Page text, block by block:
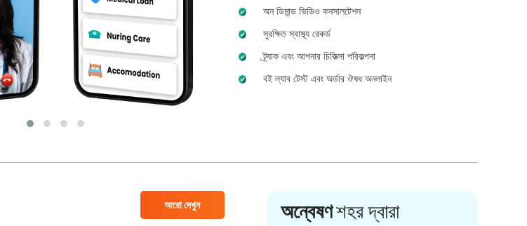
অন ডিমান্ড ভিডিও কনসালটেশন
সুরক্ষিত স্বাস্থ্য রেকর্ড
ট্র্যাক এবং আপনার চিকিত্সা পরিকল্পনা
বই ল্যাব টেস্ট এবং অর্ডার ঔষধ অনলাইন
আরো দেখুন অন্বেষণশহর দ্বারা